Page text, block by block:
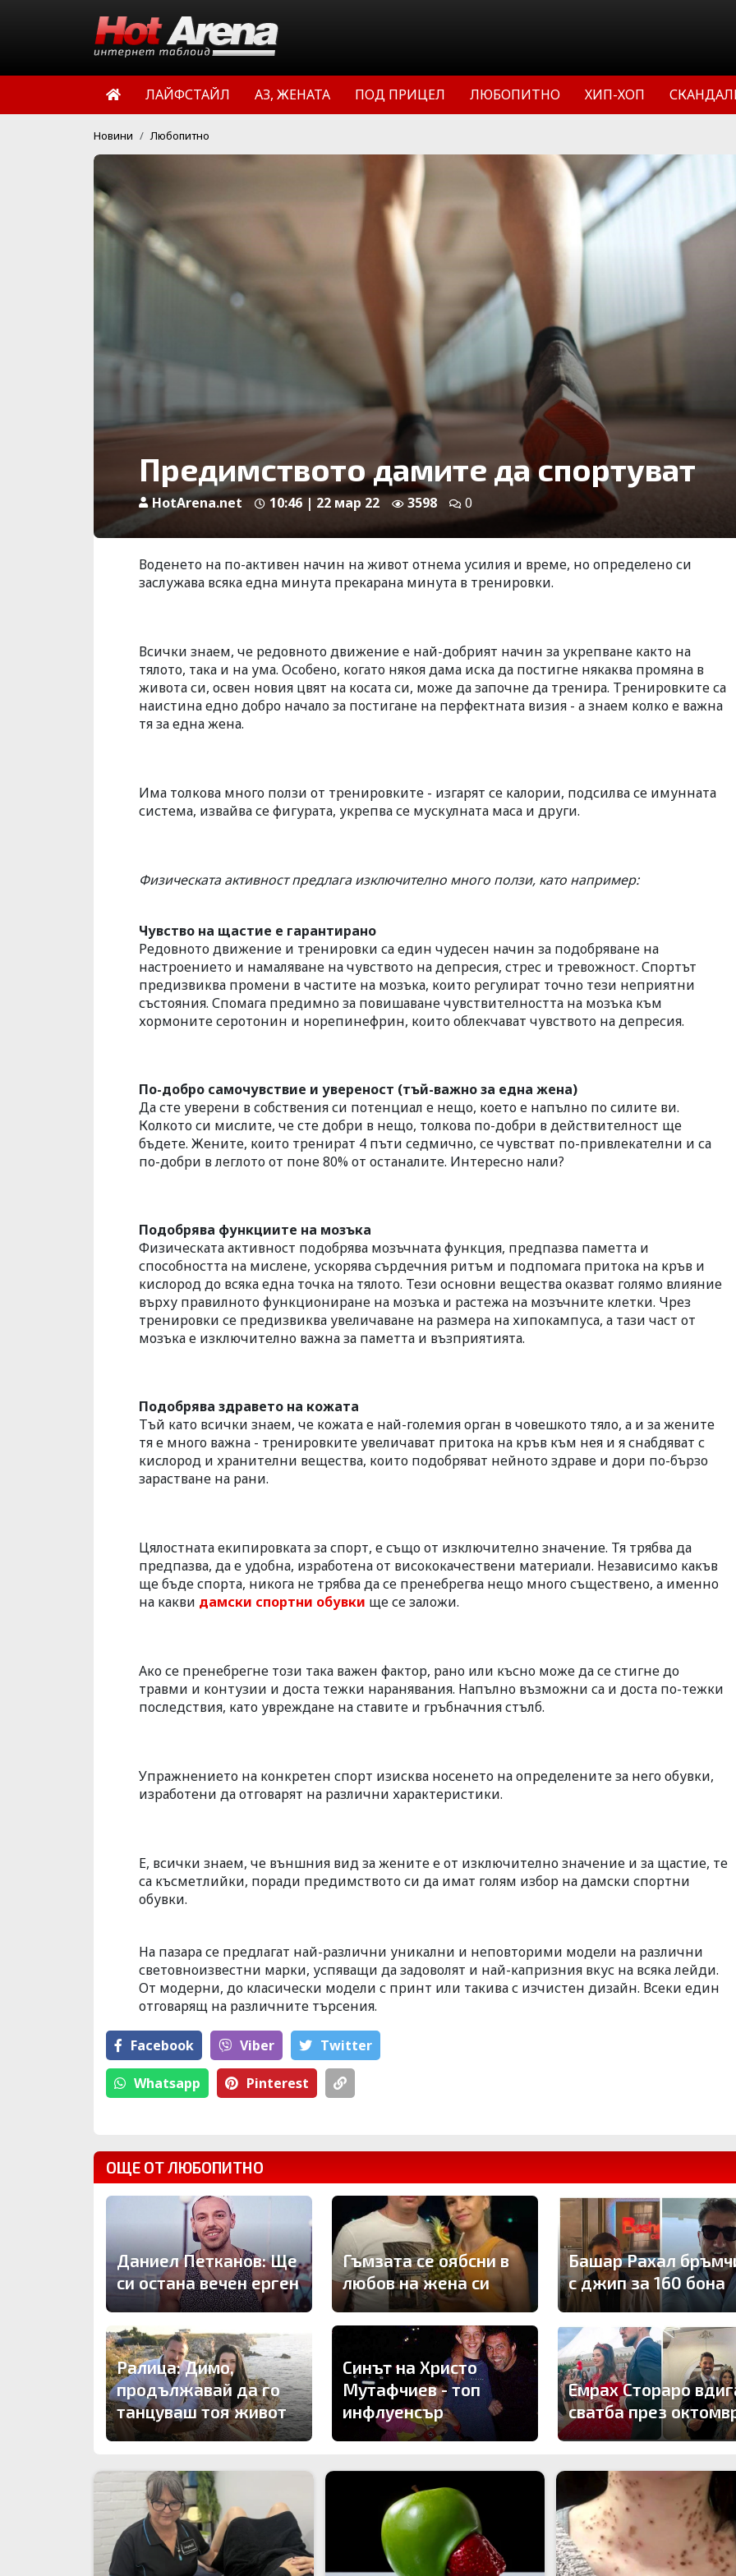
ЛАЙФСТАЙЛ АЗ, ЖЕНАТА ПОД ПРИЦЕЛ ЛЮБОПИТНО ХИП-ХОП
Новини Любопитно
Предимството дамите да спортуват
HotArena.net 10:46 | 22 мар 22 3598 0
Воденето на по-активен начин на живот отнема усилия и време, но определено си
заслужава всяка една минута прекарана минута в тренировки.
Всички знаем, че редовното движение е най-добрият начин за укрепване както на
тялото, така и на ума. Особено, когато някоя дама иска да постигне някаква промяна в
живота си, освен новия цвят на косата си, може да започне да тренира. Тренировките са
наистина едно добро начало за постигане на перфектната визия - а знаем колко е важна
тя за една жена.
Има толкова много ползи от тренировките - изгарят се калории, подсилва се имунната
система, извайва се фигурата, укрепва се мускулната маса и други.
Физическата активност предлага изключително много ползи, като например:
Чувство на щастие е гарантирано
Редовното движение и тренировки са един чудесен начин за подобряване на
настроението и намаляване на чувството на депресия, стрес и тревожност. Спортът
предизвиква промени в частите на мозъка, които регулират точно тези неприятни
състояния. Спомага предимно за повишаване чувствителността на мозъка към
хормоните серотонин и норепинефрин, които облекчават чувството на депресия.
По-добро самочувствие и увереност (тъй-важно за една жена)
Да сте уверени в собствения си потенциал е нещо, което е напълно по силите ви.
Колкото си мислите, че сте добри в нещо, толкова по-добри в действителност ще
бъдете. Жените, които тренират 4 пъти седмично, се чувстват по-привлекателни и са
по-добри в леглото от поне 80% от останалите. Интересно нали?
Подобрява функциите на мозъка
Физическата активност подобрява мозъчната функция, предпазва паметта и
способността на мислене, ускорява сърдечния ритъм и подпомага притока на кръв и
кислород до всяка една точка на тялото. Тези основни вещества оказват голямо влияние
върху правилното функциониране на мозъка и растежа на мозъчните клетки. Чрез
тренировки се предизвиква увеличаване на размера на хипокампуса, а тази част от
мозъка е изключително важна за паметта и възприятията.
Подобрява здравето на кожата
Тъй като всички знаем, че кожата е най-големия орган в човешкото тяло, а и за жените
тя е много важна - тренировките увеличават притока на кръв към нея и я снабдяват с
кислород и хранителни вещества, които подобряват нейното здраве и дори по-бързо
зарастване на рани.
Цялостната екипировката за спорт, е също от изключително значение. Тя трябва да
предпазва, да е удобна, изработена от висококачествени материали. Независимо какъв
ще бъде спорта, никога не трябва да се пренебрегва нещо много съществено, а именно
на какви дамски спортни обувки ще се заложи.
Ако се пренебрегне този така важен фактор, рано или късно може да се стигне до
травми и контузии и доста тежки наранявания. Напълно възможни са и доста по-тежки
последствия, като увреждане на ставите и гръбначния стълб.
Упражнението на конкретен спорт изисква носенето на определените за него обувки,
изработени да отговарят на различни характеристики.
Е, всички знаем, че външния вид за жените е от изключително значение и за щастие, те
са късметлийки, поради предимството си да имат голям избор на дамски спортни
обувки.
На пазара се предлагат най-различни уникални и неповторими модели на различни
световноизвестни марки, успяващи да задоволят и най-капризния вкус на всяка лейди.
От модерни, до класически модели с принт или такива с изчистен дизайн. Всеки един
отговарящ на различните търсения.
Facebook Viber Тwitter
Whatsapp Pinterest
ОЩЕ ОТ ЛЮБОПИТНО
Даниел Петканов: Ще
си остана вечен ерген
Гъмзата се оябсни в
любов на жена си
Башар Рахал
с джип за 160 бона
Ралица: Димо,
продължавай да го
танцуваш тоя живот
Синът на Христо
Мутафчиев - топ
инфлуенсър
Емрах Стораро
сватба през